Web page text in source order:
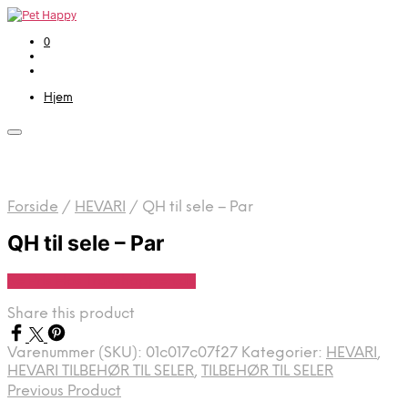
0
Hjem
Forside / HEVARI / QH til sele – Par
QH til sele – Par
Share this product
Varenummer (SKU): 01c017c07f27 Kategorier: HEVARI,
HEVARI TILBEHØR TIL SELER, TILBEHØR TIL SELER
Previous Product